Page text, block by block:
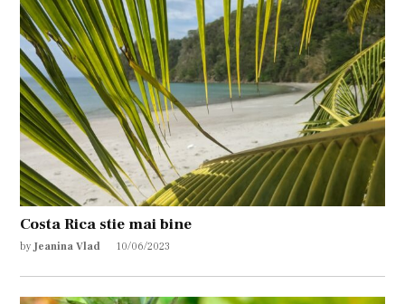
Costa Rica stie mai bine
by Jeanina Vlad 10/06/2023